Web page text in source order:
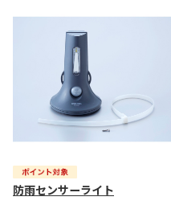
防雨センサーライト